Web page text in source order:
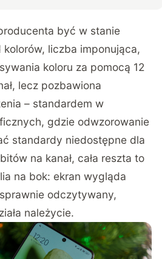
być w stanie
liczba imponująca,
koloru za pomocą 12
lecz pozbawiona
– standardem w
gdzie odwzorowanie
standardy niedostępne dla
na kanał, cała reszta to
na bok: ekran wygląda
odczytywany,
należycie.